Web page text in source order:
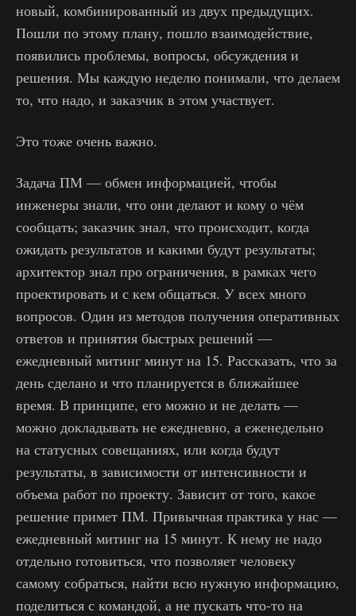
новый, комбинированный из двух предыдущих.
Пошли по этому плану, пошло взаимодействие,
появились проблемы, вопросы, обсуждения и
решения. Мы каждую неделю понимали, что делаем
то, что надо, и заказчик в этом участвует.
Это тоже очень важно.
Задача ПМ — обмен информацией, чтобы
инженеры знали, что они делают и кому о чём
сообщать; заказчик знал, что происходит, когда
ожидать результатов и какими будут результаты;
архитектор знал про ограничения, в рамках чего
проектировать и с кем общаться. У всех много
вопросов. Один из методов получения оперативных
ответов и принятия быстрых решений —
ежедневный митинг минут на 15. Рассказать, что за
день сделано и что планируется в ближайшее
время. В принципе, его можно и не делать —
можно докладывать не ежедневно, а еженедельно
на статусных совещаниях, или когда будут
результаты, в зависимости от интенсивности и
объема работ по проекту. Зависит от того, какое
решение примет ПМ. Привычная практика у нас —
ежедневный митинг на 15 минут. К нему не надо
отдельно готовиться, что позволяет человеку
самому собраться, найти всю нужную информацию,
поделиться с командой, а не пускать что-то на